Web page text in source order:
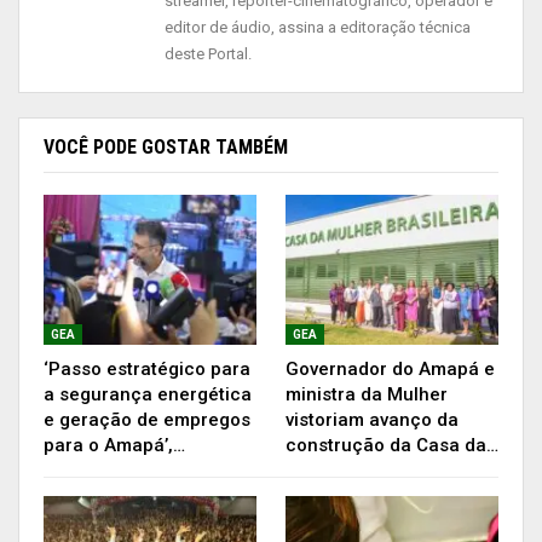
Programa de Produção Integrada de Alimentos
É a partir da troca de boas práticas de gestão que
o Governo do Amapá busca estimular o
desenvolvimento integrado das instituições
públicas estaduais.
De acordo com o gestor da Secretaria de Estado
da Ciência e Tecnologia (Setec), Edivan Barros, o
reforço das culturas do planejamento, da
eficiência e da inovação na administração pública
são fundamentais para promover o
desenvolvimento socioeconômico do estado.
execução das políticas, com o propósito de
editor de áudio, assina a editoração técnica
deste Portal.
VOCÊ PODE GOSTAR TAMBÉM
GEA
‘Passo estratégico para
a segurança energética
e geração de empregos
para o Amapá’,…
GEA
Governador do Amapá e
ministra da Mulher
vistoriam avanço da
construção da Casa da…